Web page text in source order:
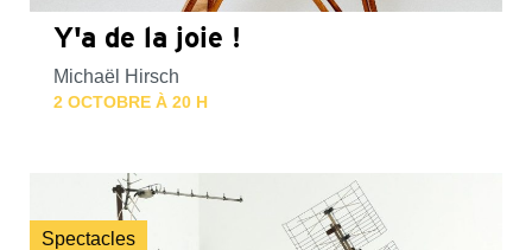
Y'a de la joie !
Michaël Hirsch
2 OCTOBRE À 20 H
Spectacles